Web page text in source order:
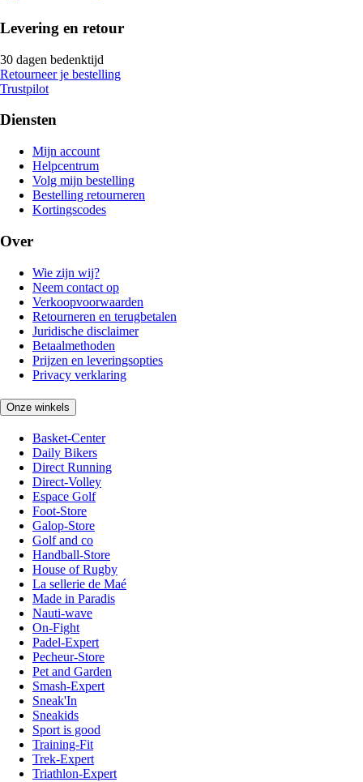
Levering en retour
30 dagen bedenktijd
Retourneer je bestelling
Trustpilot
Diensten
Mijn account
Helpcentrum
Volg mijn bestelling
Bestelling retourneren
Kortingscodes
Over
Wie zijn wij?
Neem contact op
Verkoopvoorwaarden
Retourneren en terugbetalen
Juridische disclaimer
Betaalmethoden
Prijzen en leveringsopties
Privacy verklaring
Onze winkels
Basket-Center
Daily Bikers
Direct Running
Direct-Volley
Espace Golf
Foot-Store
Galop-Store
Golf and co
Handball-Store
House of Rugby
La sellerie de Maé
Made in Paradis
Nauti-wave
On-Fight
Padel-Expert
Pecheur-Store
Pet and Garden
Smash-Expert
Sneak'In
Sneakids
Sport is good
Training-Fit
Trek-Expert
Triathlon-Expert